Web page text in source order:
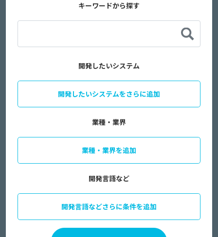
キーワードから探す
開発したいシステム
開発したいシステムをさらに追加
業種・業界
業種・業界を追加
開発言語など
開発言語などさらに条件を追加